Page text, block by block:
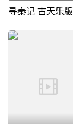
寻秦记 古天乐版